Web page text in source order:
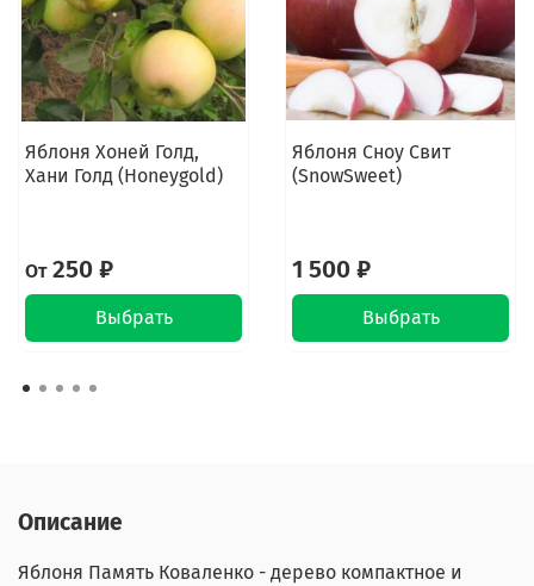
Яблоня Хоней Голд,
Хани Голд (Honeygold)
От250 ₽
Выбрать
Яблоня Сноу Свит
(SnowSweet)
1 500 ₽
Выбрать
Описание
Яблоня Память Коваленко - дерево компактное и